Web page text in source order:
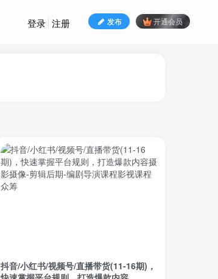
发布 开通会员
登录 注册
抖音/小红书/视频号/直播带货(11-16期)，